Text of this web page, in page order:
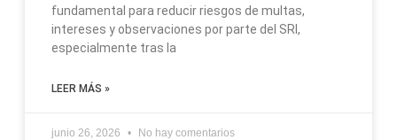
fundamental para reducir riesgos de multas,
intereses y observaciones por parte del SRI,
especialmente tras la
LEER MÁS »
junio 26, 2026 No hay comentarios